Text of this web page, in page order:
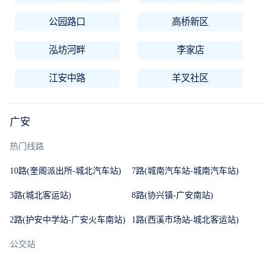
公园路口 高桥新区
泓坊河畔 李家店
江安中路 羊叉社区
广安
热门线路
10路(奎阁派出所-城北汽车站) 7路(城南汽车站-城南汽车站)
3路(城北客运站) 8路(协兴镇-广安南站)
2路(护安中学站-广安火车南站) 1路(西溪市场站-城北客运站)
公交站